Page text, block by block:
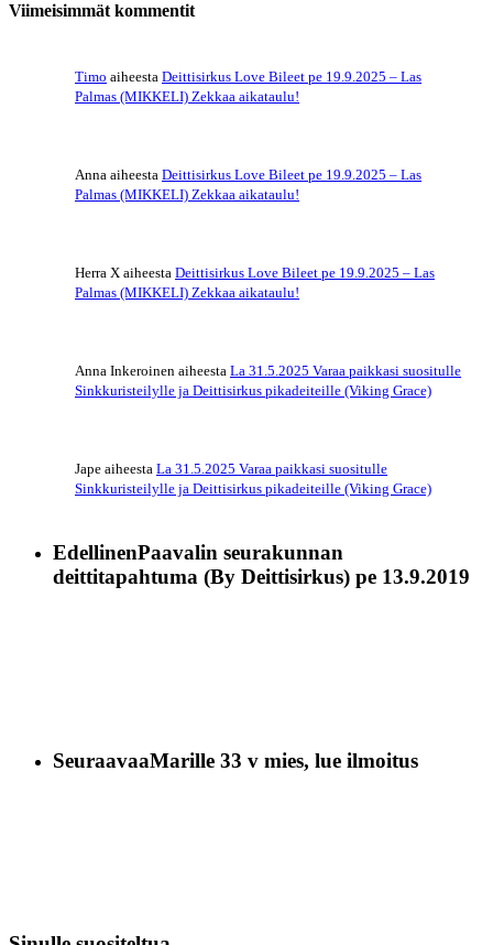
Viimeisimmät kommentit
Timo aiheesta Deittisirkus Love Bileet pe 19.9.2025 – Las
Palmas (MIKKELI) Zekkaa aikataulu!
Anna aiheesta Deittisirkus Love Bileet pe 19.9.2025 – Las
Palmas (MIKKELI) Zekkaa aikataulu!
Herra X aiheesta Deittisirkus Love Bileet pe 19.9.2025 – Las
Palmas (MIKKELI) Zekkaa aikataulu!
Anna Inkeroinen aiheesta La 31.5.2025 Varaa paikkasi suositulle
Sinkkuristeilylle ja Deittisirkus pikadeiteille (Viking Grace)
Jape aiheesta La 31.5.2025 Varaa paikkasi suositulle
Sinkkuristeilylle ja Deittisirkus pikadeiteille (Viking Grace)
EdellinenPaavalin seurakunnan
deittitapahtuma (By Deittisirkus) pe 13.9.2019
SeuraavaaMarille 33 v mies, lue ilmoitus